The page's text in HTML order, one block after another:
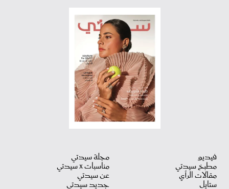
فيديو
مطبخ سيدتي
مقالات الرأي
ستايل
مجلة سيدتي
مناسبات X سيدتي
عن سيدتي
جديد سيدتي